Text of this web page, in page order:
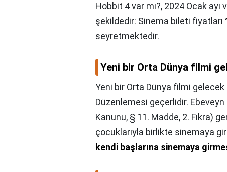
Hobbit 4 var mı?, 2024 Ocak ayı
şekildedir: Sinema bileti fiyatları
seyretmektedir.
Yeni bir Orta Dünya filmi
Yeni bir Orta Dünya filmi gelecek
Düzenlemesi geçerlidir.
Kanunu, § 11. Madde, 2. Fıkra)
çocuklarıyla birlikte sinemaya
kendi başlarına sinemaya